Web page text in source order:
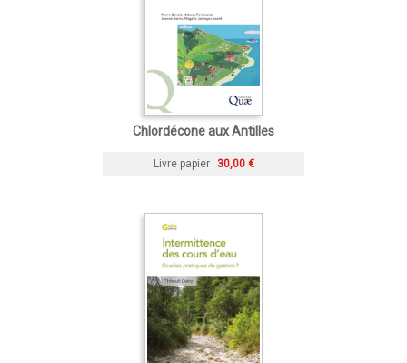
Chlordécone aux Antilles
Livre papier 30,00 €